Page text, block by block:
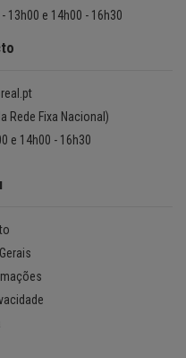
13h00 e 14h00 - 16h30
Rede Fixa Nacional)
e 14h00 - 16h30